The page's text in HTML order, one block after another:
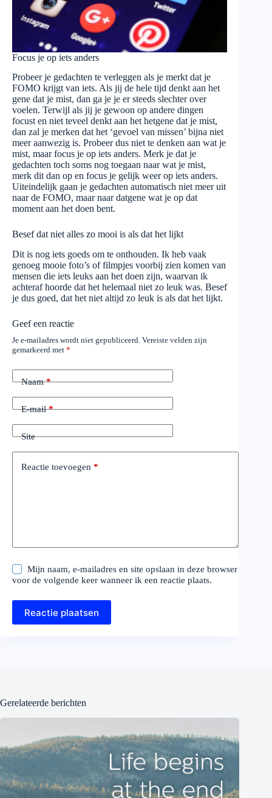
Focus je op iets anders
Probeer je gedachten te verleggen als je merkt dat je
FOMO krijgt van iets. Als jij de hele tijd denkt aan het
gene dat je mist, dan ga je je er steeds slechter over
voelen. Terwijl als jij je gewoon op andere dingen
focust en niet teveel denkt aan het hetgene dat je mist,
dan zal je merken dat het ‘gevoel van missen’ bijna niet
meer aanwezig is. Probeer dus niet te denken aan wat je
mist, maar focus je op iets anders. Merk je dat je
gedachten toch soms nog toegaan naar wat je mist,
merk dit dan op en focus je gelijk weer op iets anders.
Uiteindelijk gaan je gedachten automatisch niet meer uit
naar de FOMO, maar naar datgene wat je op dat
moment aan het doen bent.
Besef dat niet alles zo mooi is als dat het lijkt
Dit is nog iets goeds om te onthouden. Ik heb vaak
genoeg mooie foto’s of filmpjes voorbij zien komen van
mensen die iets leuks aan het doen zijn, waarvan ik
achteraf hoorde dat het helemaal niet zo leuk was. Besef
je dus goed, dat het niet altijd zo leuk is als dat het lijkt.
Geef een reactie
Je e-mailadres wordt niet gepubliceerd. Vereiste velden zijn
gemarkeerd met *
Naam*
E-mail*
Site
Reactie toevoegen *
Mijn naam, e-mailadres en site opslaan in deze browser
voor de volgende keer wanneer ik een reactie plaats.
Reactie plaatsen
Gerelateerde berichten